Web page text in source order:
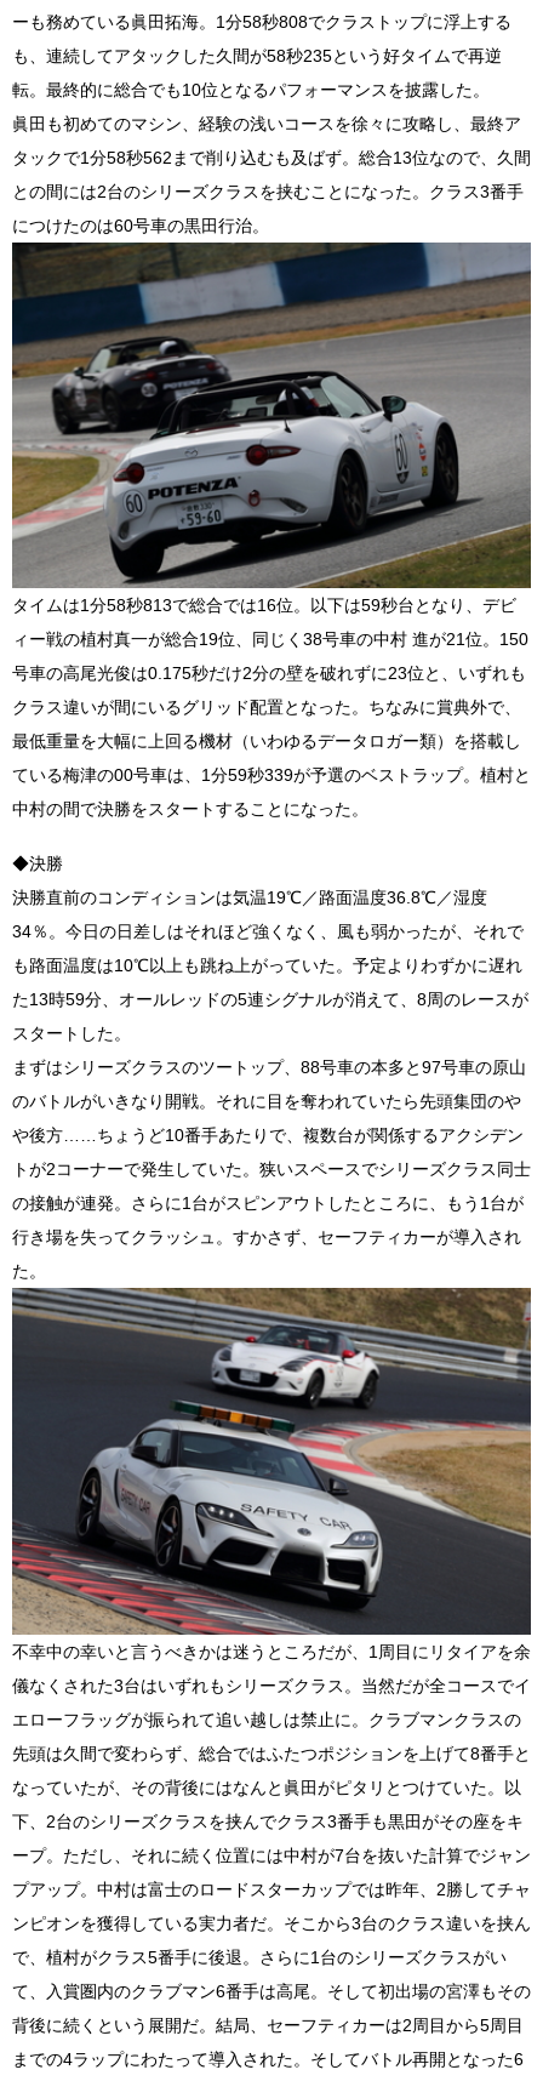
ーも務めている眞田拓海。1分58秒808でクラストップに浮上する
も、連続してアタックした久間が58秒235という好タイムで再逆
転。最終的に総合でも10位となるパフォーマンスを披露した。
眞田も初めてのマシン、経験の浅いコースを徐々に攻略し、最終ア
タックで1分58秒562まで削り込むも及ばず。総合13位なので、久間
との間には2台のシリーズクラスを挟むことになった。クラス3番手
につけたのは60号車の黒田行治。
タイムは1分58秒813で総合では16位。以下は59秒台となり、デビ
ィー戦の植村真一が総合19位、同じく38号車の中村 進が21位。150
号車の高尾光俊は0.175秒だけ2分の壁を破れずに23位と、いずれも
クラス違いが間にいるグリッド配置となった。ちなみに賞典外で、
最低重量を大幅に上回る機材（いわゆるデータロガー類）を搭載し
ている梅津の00号車は、1分59秒339が予選のベストラップ。植村と
中村の間で決勝をスタートすることになった。
◆決勝
決勝直前のコンディションは気温19℃／路面温度36.8℃／湿度
34％。今日の日差しはそれほど強くなく、風も弱かったが、それで
も路面温度は10℃以上も跳ね上がっていた。予定よりわずかに遅れ
た13時59分、オールレッドの5連シグナルが消えて、8周のレースが
スタートした。
まずはシリーズクラスのツートップ、88号車の本多と97号車の原山
のバトルがいきなり開戦。それに目を奪われていたら先頭集団のや
や後方……ちょうど10番手あたりで、複数台が関係するアクシデン
トが2コーナーで発生していた。狭いスペースでシリーズクラス同士
の接触が連発。さらに1台がスピンアウトしたところに、もう1台が
行き場を失ってクラッシュ。すかさず、セーフティカーが導入され
た。
不幸中の幸いと言うべきかは迷うところだが、1周目にリタイアを余
儀なくされた3台はいずれもシリーズクラス。当然だが全コースでイ
エローフラッグが振られて追い越しは禁止に。クラブマンクラスの
先頭は久間で変わらず、総合ではふたつポジションを上げて8番手と
なっていたが、その背後にはなんと眞田がピタリとつけていた。以
下、2台のシリーズクラスを挟んでクラス3番手も黒田がその座をキ
ープ。ただし、それに続く位置には中村が7台を抜いた計算でジャン
プアップ。中村は富士のロードスターカップでは昨年、2勝してチャ
ンピオンを獲得している実力者だ。そこから3台のクラス違いを挟ん
で、植村がクラス5番手に後退。さらに1台のシリーズクラスがい
て、入賞圏内のクラブマン6番手は高尾。そして初出場の宮澤もその
背後に続くという展開だ。結局、セーフティカーは2周目から5周目
までの4ラップにわたって導入された。そしてバトル再開となった6